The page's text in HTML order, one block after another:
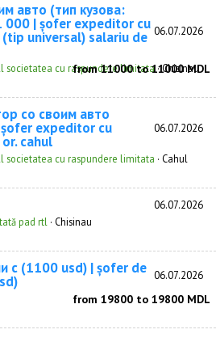
авто (тип кузова:
000 | șofer expeditor cu
universal) salariu de 06.07.2026
societatea cu raspundere limitata·Chisinau
from 11000 to 11000 MDL
со своим авто
șofer expeditor cu
cahul
06.07.2026
cu raspundere limitata · Cahul
06.07.2026
pad rtl · Chisinau
с (1100 usd) | șofer de 06.07.2026
from 19800 to 19800 MDL